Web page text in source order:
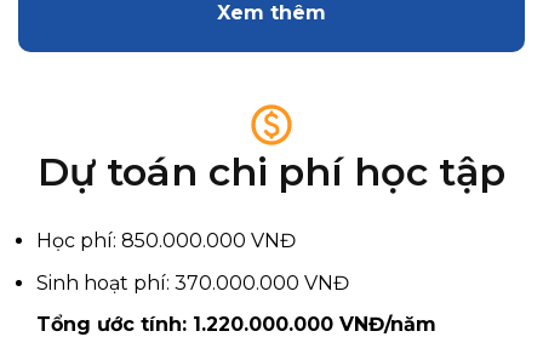
Xem thêm
Dự toán chi phí học tập
Học phí: 850.000.000 VNĐ
Sinh hoạt phí: 370.000.000 VNĐ
Tổng ước tính: 1.220.000.000 VNĐ/năm